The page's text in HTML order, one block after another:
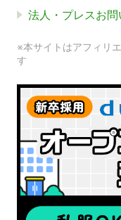
法人・プレスお問
※本サイトはアフィリ
す